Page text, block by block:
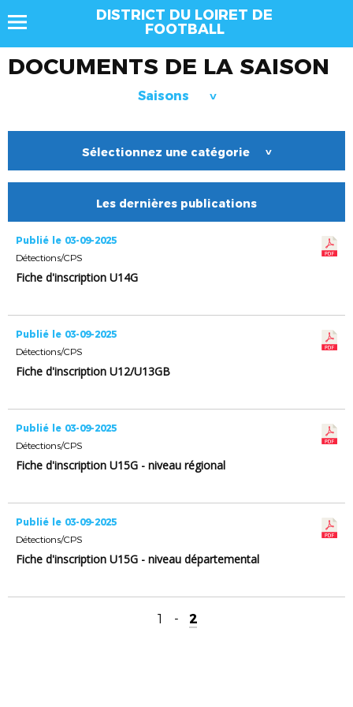
DISTRICT DU LOIRET DE
FOOTBALL
DOCUMENTS DE LA SAISON
Saisons >
Sélectionnez une catégorie >
Les dernières publications
Publié le 03-09-2025
Détections/CPS
Fiche d'inscription U14G
Publié le 03-09-2025
Détections/CPS
Fiche d'inscription U12/U13GB
Publié le 03-09-2025
Détections/CPS
Fiche d'inscription U15G - niveau régional
Publié le 03-09-2025
Détections/CPS
Fiche d'inscription U15G - niveau départemental
1 - 2